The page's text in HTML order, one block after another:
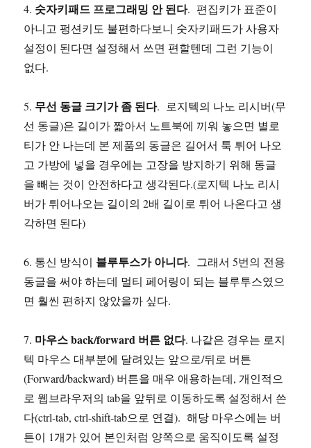
4. 숫자키패드 프로그래밍 안 된다. 편집키가 표준이
아니고 펑션키도 불편하다보니 숫자키패드가 사용자
설정이 된다면 설정해서 쓰면 편할텐데 그런 기능이
없다.
5. 무선 동글 크기가 좀 된다. 로지텍의 나노 리시버(무
선 동글)은 길이가 짧아서 노트북에 끼워 놓으면 별로
티가 안 나는데 본 제품의 동글은 길어서 툭 튀어 나오
고 가방에 넣을 경우에는 고장을 방지하기 위해 동글
을 빼는 것이 안전하다고 생각된다.(로지텍 나노 리시
버가 튀어나오는 길이의 2배 길이로 튀어 나온다고 생
각하면 된다)
6. 통신 방식이 블루투스가 아니다. 그래서 5번의 전용
동글을 써야 하는데 멀티 페어링이 되는 블루투스였으
면 훨씬 편하지 않았을까 싶다.
7. 마우스 back/forward 버튼 없다. 나같은 경우는 로지
텍 마우스 대부분에 달려있는 앞으로/뒤로 버튼
(Forward/backward) 버튼을 매우 애용하는데, 개인적으
로 웹브라우저의 tab을 앞뒤로 이동하도록 설정해서 쓴
다(ctrl-tab, ctrl-shift-tab으로 연결). 해당 마우스에는 버
튼이 1개가 있어 본인처럼 양쪽으로 움직이도록 설정